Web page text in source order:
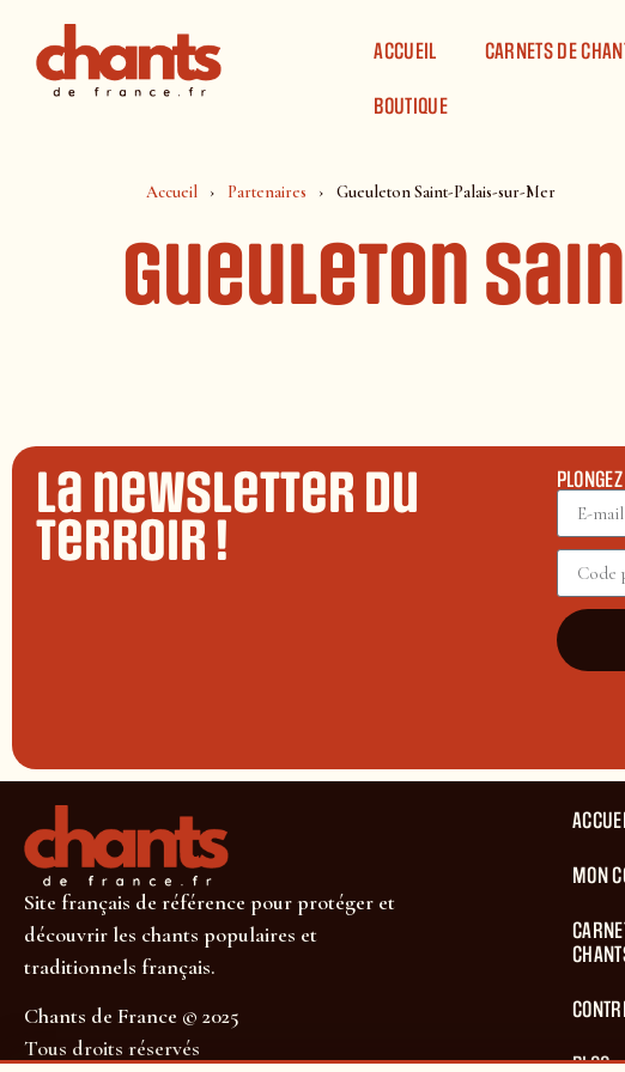
ACCUEIL
CARNETS DE
BOUTIQUE
Accueil Partenaires Gueuleton Saint-Palais-sur-Mer
Gueuleton
La newsletter du
terroir !
Site français de référence pour protéger et
découvrir les chants populaires et
traditionnels français.
Chants de France © 2025
Tous droits réservés
MON
BLOG